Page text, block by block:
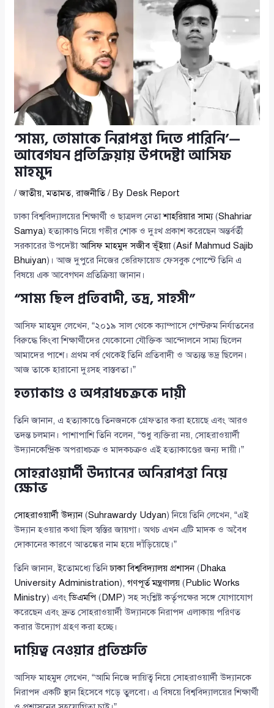
‘সাম্য, তোমাকে নিরাপত্তা দিতে পারিনি’—
আবেগঘন প্রতিক্রিয়ায় উপদেষ্টা আসিফ
মাহমুদ
/জাতীয়,মতামত,রাজনীতি/ By Desk Report
ঢাকা বিশ্ববিদ্যালয়ের শিক্ষার্থী ও ছাত্রদল নেতাশাহরিয়ার সাম্য(Shahriar
Samya) হত্যাকাণ্ড নিয়ে গভীর শোক ও দুঃখ প্রকাশ করেছেন অন্তর্বর্তী
সরকারের উপদেষ্টাআসিফ মাহমুদ সজীব ভূঁইয়া(Asif Mahmud Sajib
Bhuiyan)। আজ দুপুরে নিজের ভেরিফায়েড ফেসবুক পোস্টে তিনি এ
বিষয়ে এক আবেগঘন প্রতিক্রিয়া জানান।
“সাম্য ছিল প্রতিবাদী, ভদ্র, সাহসী”
আসিফ মাহমুদ লেখেন, “২০১৯ সাল থেকে ক্যাম্পাসে গেস্টরুম নির্যাতনের
বিরুদ্ধে কিংবা শিক্ষার্থীদের যেকোনো যৌক্তিক আন্দোলনে সাম্য ছিলেন
আমাদের পাশে। প্রথম বর্ষ থেকেই তিনি প্রতিবাদী ও অত্যন্ত ভদ্র ছিলেন।
আজ তাকে হারানো দুঃসহ বাস্তবতা।”
হত্যাকাণ্ড ও অপরাধচক্রকে দায়ী
তিনি জানান, এ হত্যাকাণ্ডে তিনজনকে গ্রেফতার করা হয়েছে এবং আরও
তদন্ত চলমান। পাশাপাশি তিনি বলেন, “শুধু ব্যক্তিরা নয়, সোহরাওয়ার্দী
উদ্যানকেন্দ্রিক অপরাধচক্র ও মাদকচক্রও এই হত্যাকাণ্ডের জন্য দায়ী।”
সোহরাওয়ার্দী উদ্যানের অনিরাপত্তা নিয়ে
ক্ষোভ
সোহরাওয়ার্দী উদ্যান(Suhrawardy Udyan) নিয়ে তিনি লেখেন, “এই
উদ্যান হওয়ার কথা ছিল স্বস্তির জায়গা। অথচ এখন এটি মাদক ও অবৈধ
দোকানের কারণে আতঙ্কের নাম হয়ে দাঁড়িয়েছে।”
তিনি জানান, ইতোমধ্যে তিনিঢাকা বিশ্ববিদ্যালয় প্রশাসন(Dhaka
University Administration),গণপূর্ত মন্ত্রণালয় (Public Works
Ministry) এবংডিএমপি (DMP) সহ সংশ্লিষ্ট কর্তৃপক্ষের সঙ্গে যোগাযোগ
করেছেন এবং দ্রুত সোহরাওয়ার্দী উদ্যানকে নিরাপদ এলাকায় পরিণত
করার উদ্যোগ গ্রহণ করা হচ্ছে।
দায়িত্ব নেওয়ার প্রতিশ্রুতি
আসিফ মাহমুদ লেখেন, “আমি নিজে দায়িত্ব নিয়ে সোহরাওয়ার্দী উদ্যানকে
নিরাপদ একটি স্থান হিসেবে গড়ে তুলবো। এ বিষয়ে বিশ্ববিদ্যালয়ের শিক্ষার্থী